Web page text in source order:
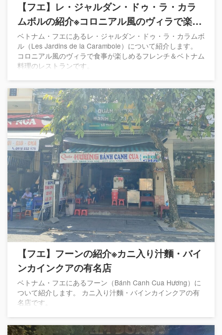
【フエ】レ・ジャルダン・ドゥ・ラ・カラ
ムボルの紹介※コロニアル風のヴィラで楽し
むフレンチ＆ベトナム料理
ベトナム・フエにあるレ・ジャルダン・ドゥ・ラ・カラムボ
ル（Les Jardins de la Carambole）について紹介します。
コロニアル風のヴィラで食事が楽しめるフレンチ＆ベトナム
料理のレストランです。
【フエ】フーンの紹介※カニ入り汁麵・バイ
ンカインクアの有名店
ベトナム・フエにあるフーン（Bánh Canh Cua Hương）に
ついて紹介します。 カニ入り汁麵・バインカインクアの有
名店です。